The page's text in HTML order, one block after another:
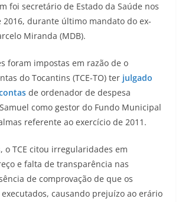
foi secretário de Estado da Saúde nos
2016, durante último mandato do ex-
Miranda (MDB).
foram impostas em razão de o
do Tocantins (TCE-TO) ter julgado
de ordenador de despesa
como gestor do Fundo Municipal
referente ao exercício de 2011.
o TCE citou irregularidades em
e falta de transparência nas
de comprovação de que os
causando prejuízo ao erário